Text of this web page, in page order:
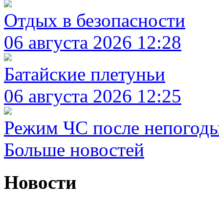
Отдых в безопасности
06 августа 2026 12:28
Батайские плетуньи
06 августа 2026 12:25
Режим ЧС после
Больше новостей
Новости